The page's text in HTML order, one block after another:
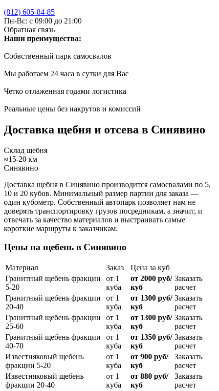
(812) 605-84-85
Пн-Вс: с 09:00 до 21:00
Обратная связь
Наши преимущества:
Собвственный парк самосвалов
Мы работаем 24 часа в сутки для Вас
Четко отлаженная годами логистика
Реальные цены без накрутов и комиссий
Доставка щебня и отсева в Синявино
Склад щебня
≈15-20 км
Синявино
Доставка щебня в Синявино производится самосвалами по 5,
10 и 20 кубов. Минимальный размер партии для заказа —
один кубометр. Собственный автопарк позволяет нам не
доверять транспортировку грузов посредникам, а значит, и
отвечать за качество материалов и выстраивать самые
короткие маршруты к заказчикам.
Цены на щебень в Синявино
Материал Заказ
Цена за куб
Гранитный щебень фракции
5-20
от 1
куба
от 2000 руб/
куб
Заказать
расчет
Гранитный щебень фракции
20-40
от 1
куба
от 1300 руб/
куб
Заказать
расчет
Гранитный щебень фракции
25-60
от 1
куба
от 1300 руб/
куб
Заказать
расчет
Гранитный щебень фракции
40-70
от 1
куба
от 1350 руб/
куб
Заказать
расчет
Известняковый щебень
фракции 5-20
от 1
куба
от 900 руб/
куб
Заказать
расчет
Известняковый щебень
фракции 20-40
от 1
куба
от 880 руб/
куб
Заказать
расчет